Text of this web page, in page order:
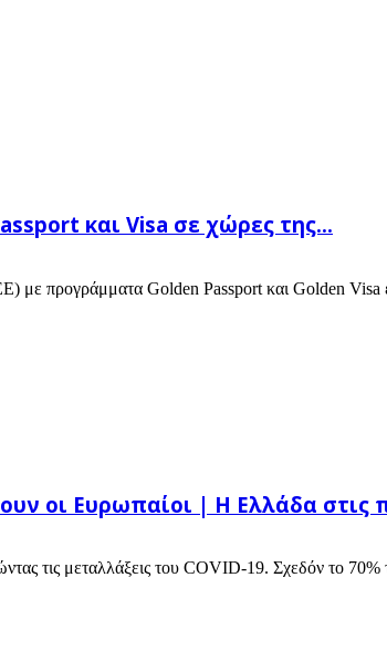
και Visa σε χώρες της...
με προγράμματα Golden Passport και Golden Visa
οι Ευρωπαίοι | Η Ελλάδα στις
τις μεταλλάξεις του COVID-19. Σχεδόν το